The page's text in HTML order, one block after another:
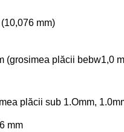
mm)
(grosimea plăcii bebw1,0
plăcii sub 1.Omm,
mm